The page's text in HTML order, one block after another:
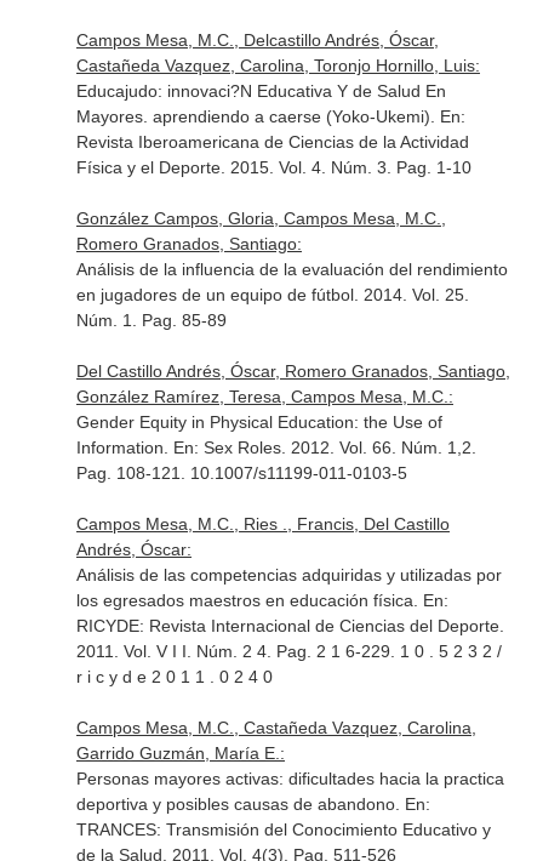
Campos Mesa, M.C., Delcastillo Andrés, Óscar,
Castañeda Vazquez, Carolina, Toronjo Hornillo, Luis:
Educajudo: innovaci?N Educativa Y de Salud En
Mayores. aprendiendo a caerse (Yoko-Ukemi). En:
Revista Iberoamericana de Ciencias de la Actividad
Física y el Deporte. 2015. Vol. 4. Núm. 3. Pag. 1-10
González Campos, Gloria, Campos Mesa, M.C.,
Romero Granados, Santiago:
Análisis de la influencia de la evaluación del rendimiento
en jugadores de un equipo de fútbol. 2014. Vol. 25.
Núm. 1. Pag. 85-89
Del Castillo Andrés, Óscar, Romero Granados, Santiago,
González Ramírez, Teresa, Campos Mesa, M.C.:
Gender Equity in Physical Education: the Use of
Information. En: Sex Roles. 2012. Vol. 66. Núm. 1,2.
Pag. 108-121. 10.1007/s11199-011-0103-5
Campos Mesa, M.C., Ries ., Francis, Del Castillo
Andrés, Óscar:
Análisis de las competencias adquiridas y utilizadas por
los egresados maestros en educación física. En:
RICYDE: Revista Internacional de Ciencias del Deporte.
2011. Vol. V I I. Núm. 2 4. Pag. 2 1 6-229. 1 0 . 5 2 3 2 /
r i c y d e 2 0 1 1 . 0 2 4 0
Campos Mesa, M.C., Castañeda Vazquez, Carolina,
Garrido Guzmán, María E.:
Personas mayores activas: dificultades hacia la practica
deportiva y posibles causas de abandono. En:
TRANCES: Transmisión del Conocimiento Educativo y
de la Salud . 2011. Vol. 4(3). Pag. 511-526